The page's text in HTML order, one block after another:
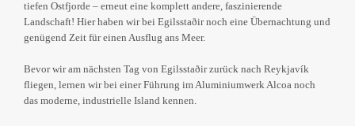
tiefen Ostfjorde – erneut eine komplett andere, faszinierende
Landschaft! Hier haben wir bei Egilsstaðir noch eine Übernachtung und
genügend Zeit für einen Ausflug ans Meer.
Bevor wir am nächsten Tag von Egilsstaðir zurück nach Reykjavík
fliegen, lernen wir bei einer Führung im Aluminiumwerk Alcoa noch
das moderne, industrielle Island kennen.